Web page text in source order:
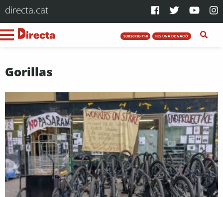
directa.cat
SUBSCRIU-T'HI FES UNA DONACIÓ
Gorillas